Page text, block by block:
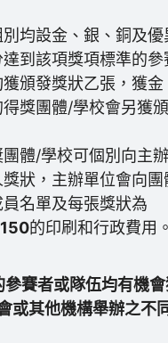
均設金、銀、銅及優
達到該項獎項標準的
頒發獎狀乙張，獲金
獎團體/學校會另獲
體/學校可個別向主
狀，主辦單位會向團
名單及每張獎狀為
的印刷和行政費用。
賽者或隊伍均有機
或其他機構舉辦之不